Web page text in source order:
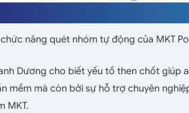
năng quét nhóm tự động của MKT
Dương cho biết yếu tố then chốt giúp
mềm mà còn bởi sự hỗ trợ chuyên
MKT.